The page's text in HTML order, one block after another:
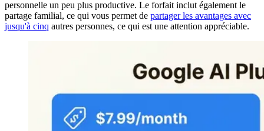
personnelle un peu plus productive. Le forfait inclut également le
partage familial, ce qui vous permet de partager les avantages avec
jusqu'à cinq autres personnes, ce qui est une attention appréciable.